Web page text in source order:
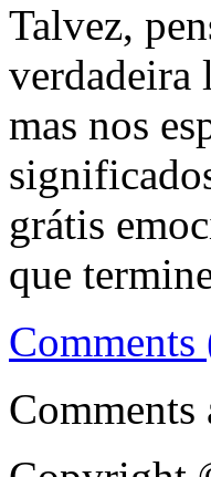
Talvez,
verdadeira
mas nos
grátis
que
Comments
Comments